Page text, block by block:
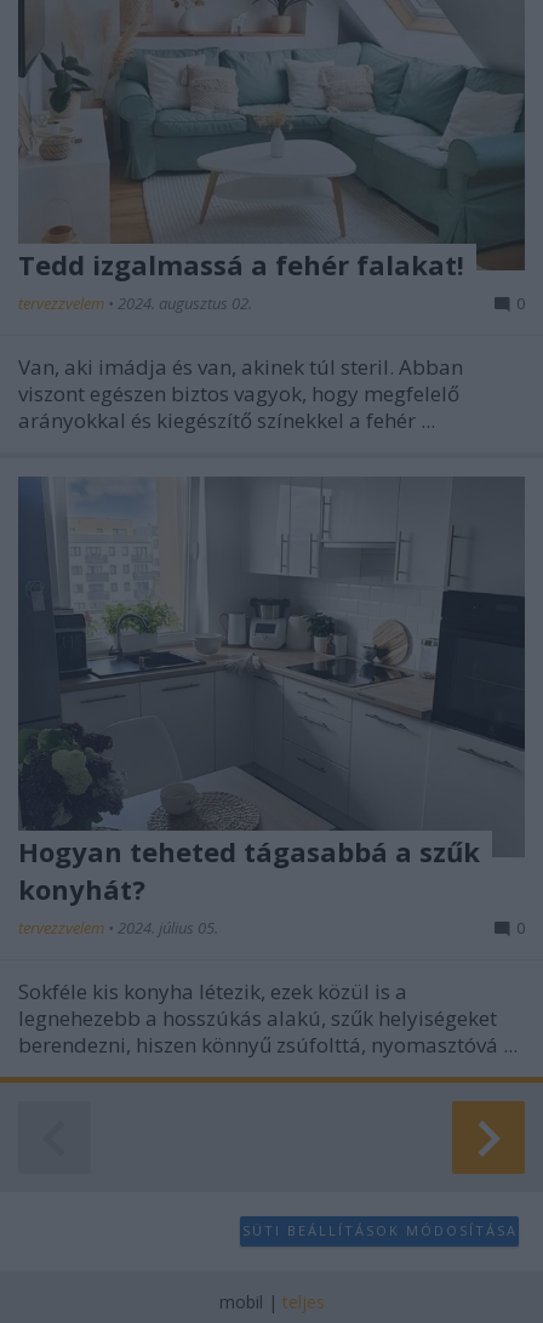
Tedd izgalmassá a fehér falakat!
tervezzvelem • 2024. augusztus 02. 0
Van, aki imádja és van, akinek túl steril. Abban
viszont egészen biztos vagyok, hogy megfelelő
arányokkal és kiegészítő színekkel a fehér ...
Hogyan teheted tágasabbá a szűk
konyhát?
tervezzvelem • 2024. július 05. 0
Sokféle kis konyha létezik, ezek közül is a
legnehezebb a hosszúkás alakú, szűk helyiségeket
berendezni, hiszen könnyű zsúfolttá, nyomasztóvá ...
SÜTI BEÁLLÍTÁSOK MÓDOSÍTÁSA
mobil | teljes